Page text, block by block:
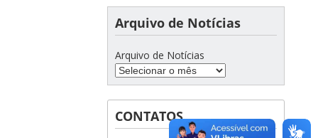
Arquivo de Notícias
Arquivo de Notícias
CONTATOS